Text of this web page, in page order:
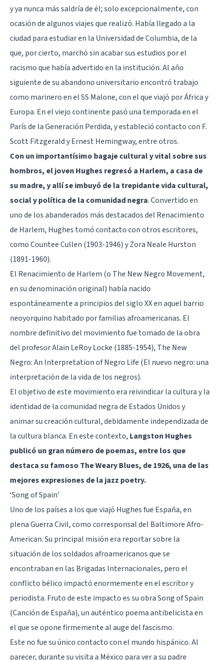
y ya nunca más saldría de él; solo excepcionalmente, con
ocasión de algunos viajes que realizó. Había llegado a la
ciudad para estudiar en la Universidad de Columbia, de la
que, por cierto, marchó sin acabar sus estudios por el
racismo que había advertido en la institución. Al año
siguiente de su abandono universitario encontró trabajo
como marinero en el SS Malone, con el que viajó por África y
Europa. En el viejo continente pasó una temporada en el
París de la Generación Perdida, y estableció contacto con F.
Scott Fitzgerald y Ernest Hemingway, entre otros.
Con un importantísimo bagaje cultural y vital sobre sus
hombros, el joven Hughes regresó a Harlem, a casa de
su madre, y allí se imbuyó de la trepidante vida cultural,
social y política de la comunidad negra. Convertido en
uno de los abanderados más destacados del Renacimiento
de Harlem, Hughes tomó contacto con otros escritores,
como Countee Cullen (1903-1946) y Zora Neale Hurston
(1891-1960).
El Renacimiento de Harlem (o The New Negro Movement,
en su denominación original) había nacido
espontáneamente a principios del siglo XX en aquel barrio
neoyorquino habitado por familias afroamericanas. El
nombre definitivo del movimiento fue tomado de la obra
del profesor Alain LeRoy Locke (1885-1954), The New
Negro: An Interpretation of Negro Life (El nuevo negro: una
interpretación de la vida de los negros).
El objetivo de este movimiento era reivindicar la cultura y la
identidad de la comunidad negra de Estados Unidos y
animar su creación cultural, debidamente independizada de
la cultura blanca. En este contexto, Langston Hughes
publicó un gran número de poemas, entre los que
destaca su famoso The Weary Blues, de 1926, una de las
mejores expresiones de la jazz poetry.
‘Song of Spain’
Uno de los países a los que viajó Hughes fue España, en
plena Guerra Civil, como corresponsal del Baltimore Afro-
American. Su principal misión era reportar sobre la
situación de los soldados afroamericanos que se
encontraban en las Brigadas Internacionales, pero el
conflicto bélico impactó enormemente en el escritor y
periodista. Fruto de este impacto es su obra Song of Spain
(Canción de España), un auténtico poema antibelicista en
el que se opone firmemente al auge del fascismo.
Este no fue su único contacto con el mundo hispánico. Al
parecer, durante su visita a México para ver a su padre